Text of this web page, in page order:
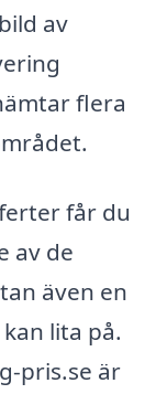
av
flera
får du
av de
även en
lita på.
pris.se är